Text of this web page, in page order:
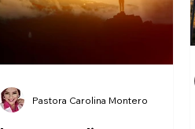
Pastora Carolina Montero